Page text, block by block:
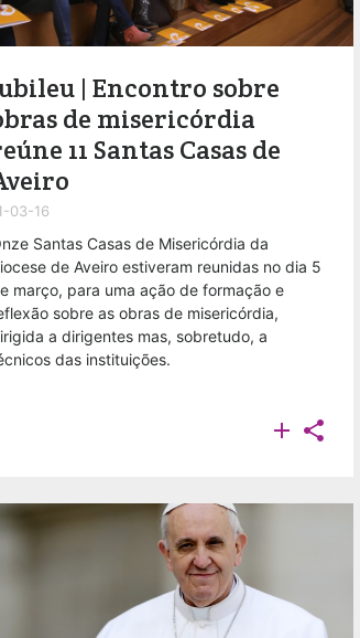
| Encontro sobre
de misericórdia
11 Santas Casas de
03-16
Santas Casas de Misericórdia da
de Aveiro estiveram reunidas no dia 5
março, para uma ação de formação e
sobre as obras de misericórdia,
a dirigentes mas, sobretudo, a
das instituições.
 